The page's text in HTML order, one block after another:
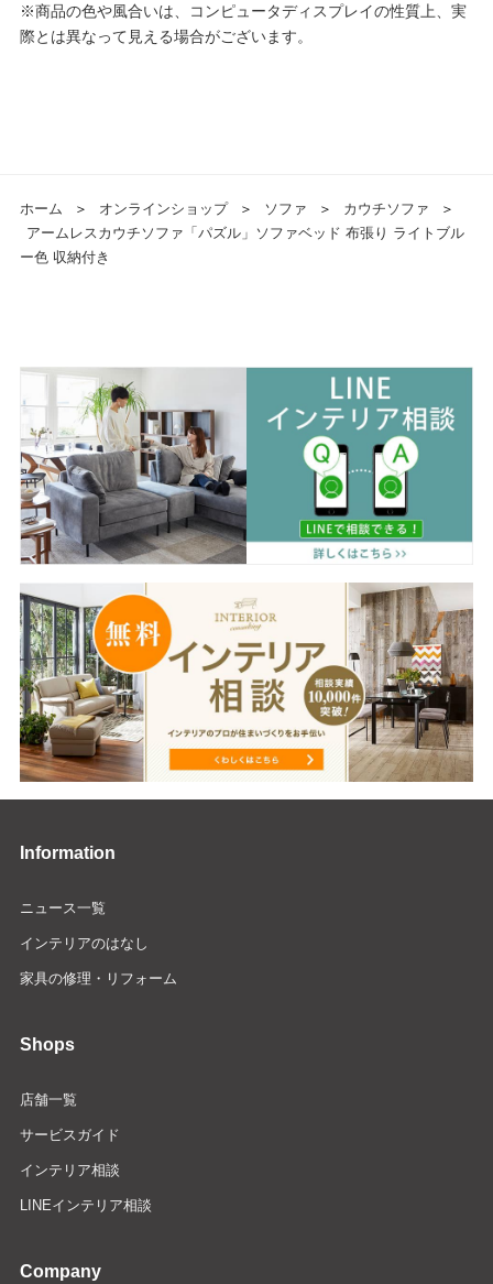
※商品の色や風合いは、コンピュータディスプレイの性質上、実
際とは異なって見える場合がございます。
ホーム ＞ オンラインショップ ＞ ソファ ＞ カウチソファ
＞
アームレスカウチソファ「パズル」ソファベッド 布張り ライトブル
ー色 収納付き
Information
ニュース一覧
インテリアのはなし
家具の修理・リフォーム
Shops
店舗一覧
サービスガイド
インテリア相談
LINEインテリア相談
Company